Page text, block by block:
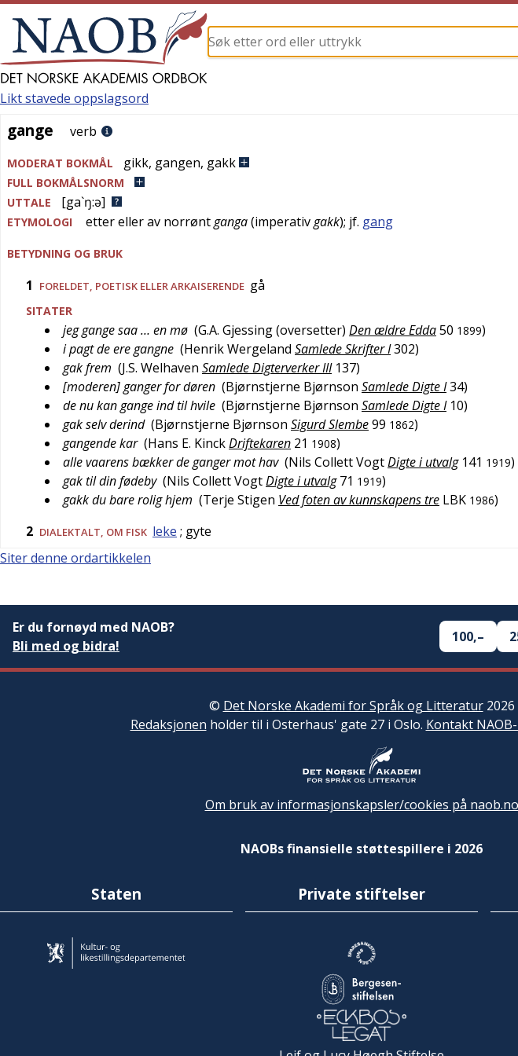
gange
Likt stavede oppslagsord
gange verb
MODERAT BOKMÅL gikk, gangen, gakk
FULL BOKMÅLSNORM
UTTALE
[ga`ŋ:ə]
ETYMOLOGI etter eller av norrøntganga(imperativgakk); jf. gang
BETYDNING OG BRUK
1 FORELDET POETISK ELLER ARKAISERENDE gå
SITATER
jeg gange saa … en mø (G.A. Gjessing (oversetter) Den ældre Edda50 1899)
i pagt de ere gangne (Henrik Wergeland Samlede Skrifter I302)
gak frem (J.S. Welhaven Samlede Digterverker III 137)
[moderen] ganger for døren (Bjørnstjerne Bjørnson Samlede Digte I34)
de nu kan gange ind til hvile (Bjørnstjerne Bjørnson Samlede Digte I 10)
gak selv derind (Bjørnstjerne Bjørnson Sigurd Slembe99 1862)
gangende kar (Hans E. KinckDriftekaren 21 1908)
alle vaarens bækker de ganger mot hav (Nils Collett VogtDigte i utvalg 141 1919)
gak til din fødeby (Nils Collett VogtDigte i utvalg 71 1919)
gakk du bare rolig hjem (Terje Stigen Ved foten av kunnskapens tre LBK 1986)
2 DIALEKTALT , OM FISK leke ; gyte
Siter denne ordartikkelen
Er du fornøyd med NAOB?
Bli med og bidra!
100,–
© Det Norske Akademi for Språk og Litteratur2026
Redaksjonen holder til i Osterhaus' gate 27 i Oslo. Kontakt
Om bruk av informasjonskapsler/cookies på naob.no
NAOBs finansielle støttespillere i 2026
Staten Private stiftelser